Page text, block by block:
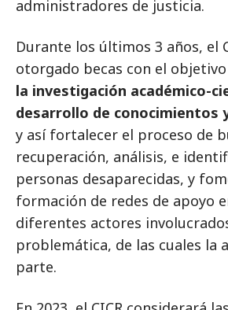
administradores de justicia.
Durante los últimos 3 años, el
otorgado becas con el
la investigación académico-
desarrollo de conocimientos
y así fortalecer el proceso de
recuperación, análisis, e
personas desaparecidas, y
formación de redes de apoyo
diferentes actores
problemática, de las cuales la
parte.